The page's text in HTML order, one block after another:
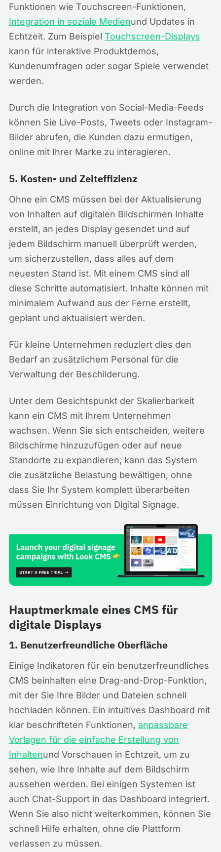
Funktionen wie Touchscreen-Funktionen,
Integration in soziale Medienund Updates in
Echtzeit. Zum Beispiel Touchscreen-Displays
kann für interaktive Produktdemos,
Kundenumfragen oder sogar Spiele verwendet
werden.
Durch die Integration von Social-Media-Feeds
können Sie Live-Posts, Tweets oder Instagram-
Bilder abrufen, die Kunden dazu ermutigen,
online mit Ihrer Marke zu interagieren.
5. Kosten- und Zeiteffizienz
Ohne ein CMS müssen bei der Aktualisierung
von Inhalten auf digitalen Bildschirmen Inhalte
erstellt, an jedes Display gesendet und auf
jedem Bildschirm manuell überprüft werden,
um sicherzustellen, dass alles auf dem
neuesten Stand ist. Mit einem CMS sind all
diese Schritte automatisiert. Inhalte können mit
minimalem Aufwand aus der Ferne erstellt,
geplant und aktualisiert werden.
Für kleine Unternehmen reduziert dies den
Bedarf an zusätzlichem Personal für die
Verwaltung der Beschilderung.
Unter dem Gesichtspunkt der Skalierbarkeit
kann ein CMS mit Ihrem Unternehmen
wachsen. Wenn Sie sich entscheiden, weitere
Bildschirme hinzuzufügen oder auf neue
Standorte zu expandieren, kann das System
die zusätzliche Belastung bewältigen, ohne
dass Sie Ihr System komplett überarbeiten
müssen Einrichtung von Digital Signage.
Hauptmerkmale eines CMS für
digitale Displays
1. Benutzerfreundliche Oberfläche
Einige Indikatoren für ein benutzerfreundliches
CMS beinhalten eine Drag-and-Drop-Funktion,
mit der Sie Ihre Bilder und Dateien schnell
hochladen können. Ein intuitives Dashboard mit
klar beschrifteten Funktionen, anpassbare
Vorlagen für die einfache Erstellung von
Inhaltenund Vorschauen in Echtzeit, um zu
sehen, wie Ihre Inhalte auf dem Bildschirm
aussehen werden. Bei einigen Systemen ist
auch Chat-Support in das Dashboard integriert.
Wenn Sie also nicht weiterkommen, können Sie
schnell Hilfe erhalten, ohne die Plattform
verlassen zu müssen.